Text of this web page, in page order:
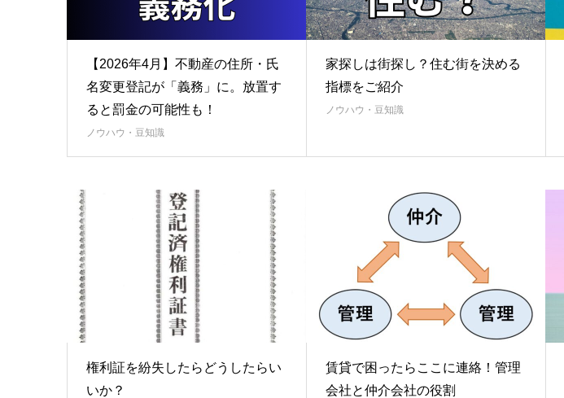
【2026年4月】不動産の住所・氏
名変更登記が「義務」に。放置す
ると罰金の可能性も！
ノウハウ・豆知識
家探しは街探し？住む街を決める
指標をご紹介
ノウハウ・豆知識
権利証を紛失したらどうしたらい
いか？
賃貸で困ったらここに連絡！管理
会社と仲介会社の役割